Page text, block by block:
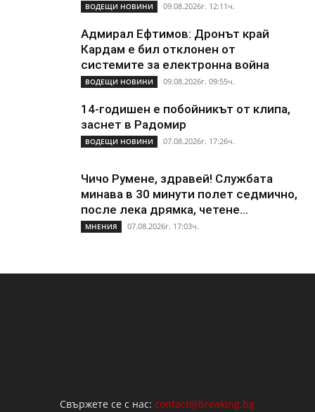
ВОДЕЩИ НОВИНИ 09.08.2026г. 12:11ч.
Адмирал Ефтимов: Дронът край
Кардам е бил отклонен от
системите за електронна война
ВОДЕЩИ НОВИНИ 09.08.2026г. 09:55ч.
14-годишен е побойникът от клипа,
заснет в Радомир
ВОДЕЩИ НОВИНИ 07.08.2026г. 17:26ч.
Чичо Румене, здравей! Службата
минава в 30 минути полет седмично,
после лека дрямка, четене...
МНЕНИЯ 07.08.2026г. 17:03ч.
Свържете се с нас:contact@breaking.bg